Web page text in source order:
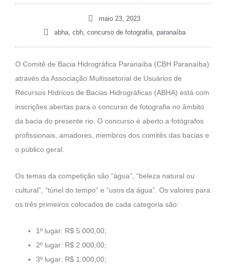
m
maio 23, 2023
abha, cbh, concurso de fotografia, paranaíba
O Comitê de Bacia Hidrográfica Paranaíba (CBH Paranaíba)
através da Associação Multissetorial de Usuários de
Recursos Hídricos de Bacias Hidrográficas (ABHA) está com
inscrições abertas para o concurso de fotografia no âmbito
da bacia do presente rio. O concurso é aberto a fotógrafos
profissionais, amadores, membros dos comitês das bacias e
o público geral.
Os temas da competição são “água”, “beleza natural ou
cultural”, “túnel do tempo” e “usos da água”. Os valores para
os três primeiros colocados de cada categoria são:
1º lugar: R$ 5.000,00;
2º lugar: R$ 2.000,00;
3º lugar: R$ 1.000,00;